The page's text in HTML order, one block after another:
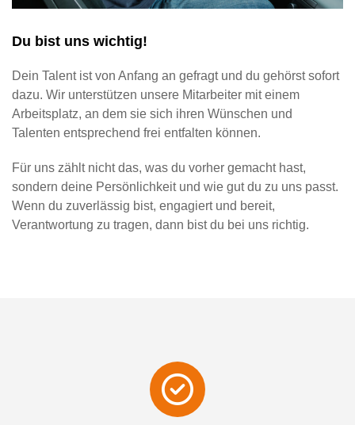
Du bist uns wichtig!
Dein Talent ist von Anfang an gefragt und du gehörst sofort
dazu. Wir unterstützen unsere Mitarbeiter mit einem
Arbeitsplatz, an dem sie sich ihren Wünschen und
Talenten entsprechend frei entfalten können.
Für uns zählt nicht das, was du vorher gemacht hast,
sondern deine Persönlichkeit und wie gut du zu uns passt.
Wenn du zuverlässig bist, engagiert und bereit,
Verantwortung zu tragen, dann bist du bei uns richtig.